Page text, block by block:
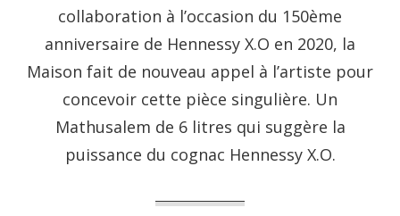
collaboration à l’occasion du 150ème
anniversaire de Hennessy X.O en 2020, la
Maison fait de nouveau appel à l’artiste pour
concevoir cette pièce singulière. Un
Mathusalem de 6 litres qui suggère la
puissance du cognac Hennessy X.O.